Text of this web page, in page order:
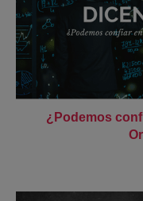
¿Podemos